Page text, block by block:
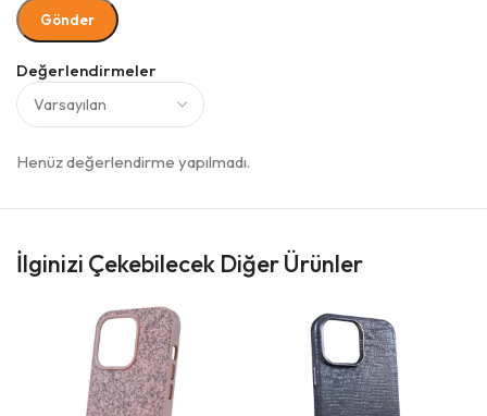
Değerlendirmeler
Henüz değerlendirme yapılmadı.
İlginizi Çekebilecek Diğer Ürünler